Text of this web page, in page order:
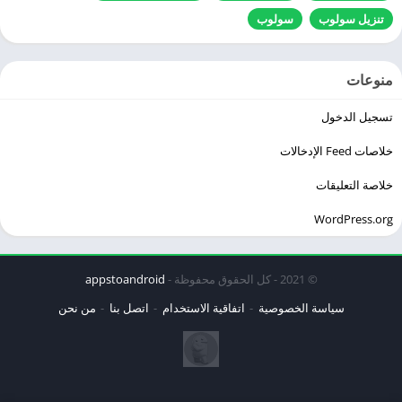
تنزيل سولوب
سولوب
منوعات
تسجيل الدخول
خلاصات Feed الإدخالات
خلاصة التعليقات
WordPress.org
© 2021 - كل الحقوق محفوظة -
appstoandroid
سياسة الخصوصية
اتفاقية الاستخدام اتصل بنا من نحن